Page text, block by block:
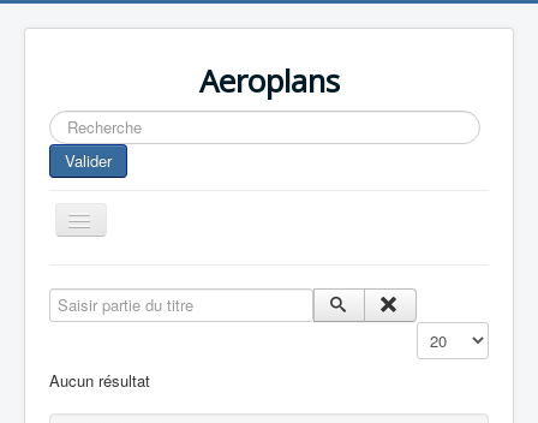
Aeroplans
Rechercher
Valider
Toggle
Navigation
Aviation Commerciale
Saisir partie du titre
Affichage #
Aucun résultat